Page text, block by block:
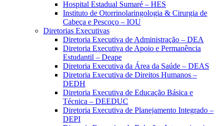
Hospital Estadual Sumaré – HES
Instituto de Otorrinolaringologia & Cirurgia de
Cabeça e Pescoço – IOU
Diretorias Executivas
Diretoria Executiva de Administração – DEA
Diretoria Executiva de Apoio e Permanência
Estudantil – Deape
Diretoria Executiva da Área da Saúde – DEAS
Diretoria Executiva de Direitos Humanos –
DEDH
Diretoria Executiva de Educação Básica e
Técnica – DEEDUC
Diretoria Executiva de Planejamento Integrado –
DEPI